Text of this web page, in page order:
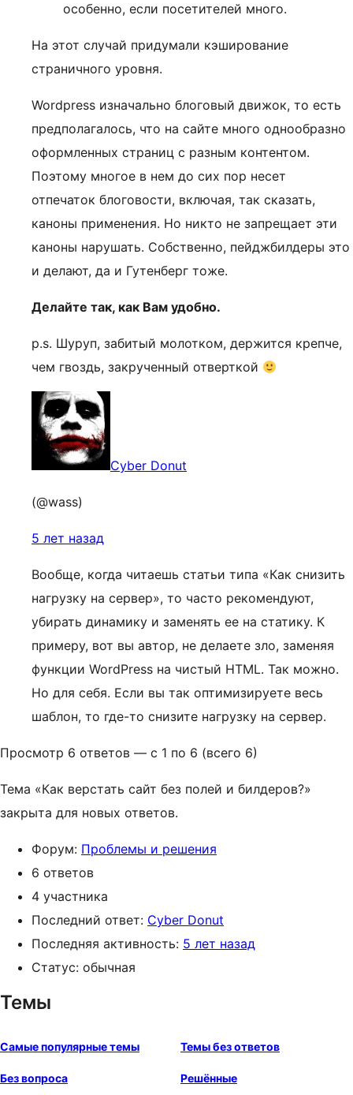
особенно, если посетителей много.
На этот случай придумали кэширование
страничного уровня.
Wordpress изначально блоговый движок, то есть
предполагалось, что на сайте много однообразно
оформленных страниц с разным контентом.
Поэтому многое в нем до сих пор несет
отпечаток блоговости, включая, так сказать,
каноны применения. Но никто не запрещает эти
каноны нарушать. Собственно, пейджбилдеры это
и делают, да и Гутенберг тоже.
Делайте так, как Вам удобно.
p.s. Шуруп, забитый молотком, держится крепче,
чем гвоздь, закрученный отверткой
Cyber Donut
(@wass)
5 лет назад
Вообще, когда читаешь статьи типа «Как снизить
нагрузку на сервер», то часто рекомендуют,
убирать динамику и заменять ее на статику. К
примеру, вот вы автор, не делаете зло, заменяя
функции WordPress на чистый HTML. Так можно.
Но для себя. Если вы так оптимизируете весь
шаблон, то где-то снизите нагрузку на сервер.
Просмотр 6 ответов — с 1 по 6 (всего 6)
Тема «Как верстать сайт без полей и билдеров?»
закрыта для новых ответов.
Форум: Проблемы и решения
6 ответов
4 участника
Последний ответ: Cyber Donut
Последняя активность: 5 лет назад
Статус: обычная
Темы
Самые популярные темы Темы без ответов
Без вопроса Решённые